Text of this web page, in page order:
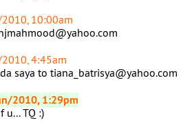
10:00am
4:45am
saya to tiana_batrisya@yahoo.com
2010, 1:29pm
TQ :)